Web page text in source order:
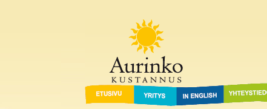
navigointiin
Aurinko Kustannus
Etusivu Yritys In English